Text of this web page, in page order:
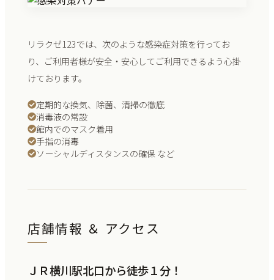
リラクゼ123では、次のような感染症対策を行ってお
り、ご利用者様が安全・安心してご利用できるよう心掛
けております。
定期的な換気、除菌、清掃の徹底
消毒液の常設
館内でのマスク着用
手指の消毒
ソーシャルディスタンスの確保 など
店舗情報 ＆ アクセス
ＪＲ横川駅北口から徒歩１分！